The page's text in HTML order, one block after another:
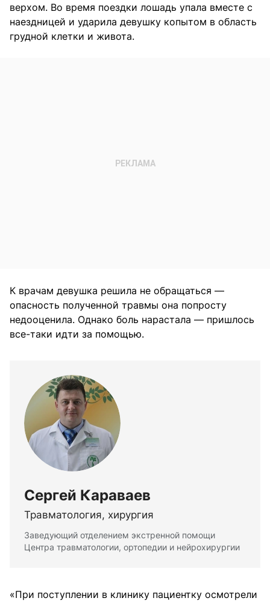
верхом. Во время поездки лошадь упала вместе с
наездницей и ударила девушку копытом в область
грудной клетки и живота.
К врачам девушка решила не обращаться —
опасность полученной травмы она попросту
недооценила. Однако боль нарастала — пришлось
все-таки идти за помощью.
Сергей Караваев
Травматология, хирургия
Заведующий отделением экстренной помощи
Центра травматологии, ортопедии и нейрохирургии
«При поступлении в клинику пациентку осмотрели